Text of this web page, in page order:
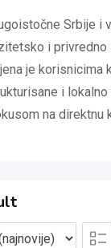
Srbije i
i
je korisnicima
i lokalno
na direktnu